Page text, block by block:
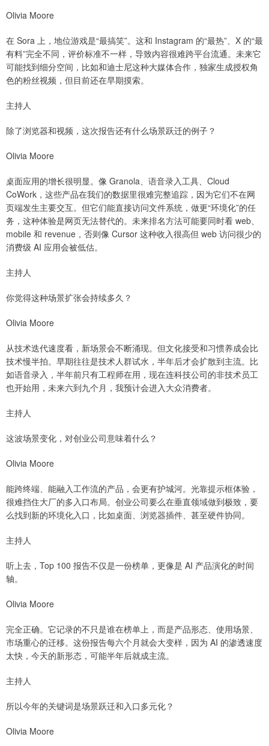
Olivia Moore
在 Sora 上，地位游戏是“最搞笑”。这和 Instagram 的“最热”、X 的“最
有料”完全不同，评价标准不一样，导致内容很难跨平台流通。未来它
可能找到细分空间，比如和迪士尼这种大媒体合作，独家生成授权角
色的粉丝视频，但目前还在早期摸索。
主持人
除了浏览器和视频，这次报告还有什么场景跃迁的例子？
Olivia Moore
桌面应用的增长很明显。像 Granola、语音录入工具、Cloud
CoWork，这些产品在我们的数据里很难完整追踪，因为它们不在网
页端发生主要交互。但它们能直接访问文件系统，做更“环境化”的任
务，这种体验是网页无法替代的。未来排名方法可能要同时看 web、
mobile 和 revenue，否则像 Cursor 这种收入很高但 web 访问很少的
消费级 AI 应用会被低估。
主持人
你觉得这种场景扩张会持续多久？
Olivia Moore
从技术迭代速度看，新场景会不断涌现。但文化接受和习惯养成会比
技术慢半拍。早期往往是技术人群试水，半年后才会扩散到主流。比
如语音录入，半年前只有工程师在用，现在连科技公司的非技术员工
也开始用，未来六到九个月，我预计会进入大众消费者。
主持人
这波场景变化，对创业公司意味着什么？
Olivia Moore
能跨终端、能融入工作流的产品，会更有护城河。光靠提示框体验，
很难挡住大厂的多入口布局。创业公司要么在垂直领域做到极致，要
么找到新的环境化入口，比如桌面、浏览器插件、甚至硬件协同。
主持人
听上去，Top 100 报告不仅是一份榜单，更像是 AI 产品演化的时间
轴。
Olivia Moore
完全正确。它记录的不只是谁在榜单上，而是产品形态、使用场景、
市场重心的迁移。这份报告每六个月就会大变样，因为 AI 的渗透速度
太快，今天的新形态，可能半年后就成主流。
主持人
所以今年的关键词是场景跃迁和入口多元化？
Olivia Moore